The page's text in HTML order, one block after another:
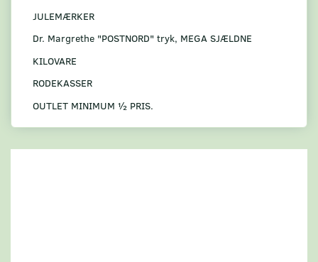
JULEMÆRKER
Dr. Margrethe "POSTNORD" tryk, MEGA SJÆLDNE
KILOVARE
RODEKASSER
OUTLET MINIMUM ½ PRIS.